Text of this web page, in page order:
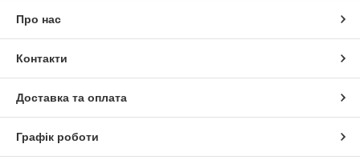
Про нас
Контакти
Доставка та оплата
Графік роботи